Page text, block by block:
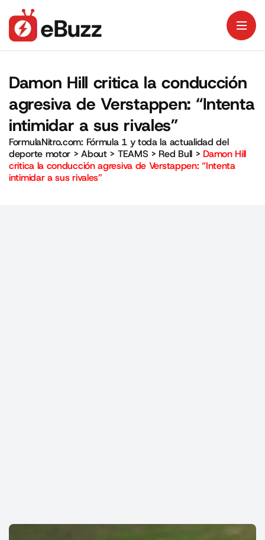
Damon Hill critica la conducción
agresiva de Verstappen: “Intenta
intimidar a sus rivales”
FormulaNitro.com: Fórmula 1 y toda la actualidad del
deporte motor >About> TEAMS > Red Bull > Damon Hill
critica la conducción agresiva de Verstappen: “Intenta
intimidar a sus rivales”